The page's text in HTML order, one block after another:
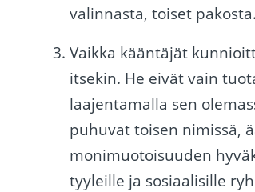
valinnasta, toiset
Vaikka kääntäjät
itsekin. He eivät vain
laajentamalla sen
puhuvat toisen nimissä,
monimuotoisuuden
tyyleille ja sosiaalisille